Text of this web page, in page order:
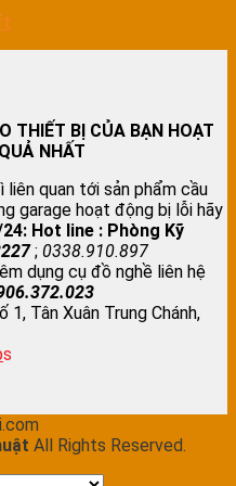
THIẾT BỊ CỦA BẠN HOẠT
NHẤT
quan tới sản phẩm cầu
garage hoạt động bị lỗi hãy
Hot line : Phòng Kỹ
; 0338.910.897
dụng cụ đồ nghề liên hệ
Tân Xuân Trung Chánh,
s
All Rights Reserved.